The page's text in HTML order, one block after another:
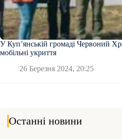
У Куп’янській громаді Червоний
мобільні укриття
26 Березня 2024, 20:25
Останні новини